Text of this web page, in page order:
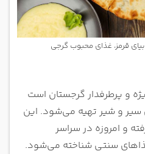
قرمز، غذای محبوب گرجی
و پرطرفدار گرجستان است
و شیر تهیه می‌شود. این
و امروزه در سراسر
سنتی شناخته می‌شود.